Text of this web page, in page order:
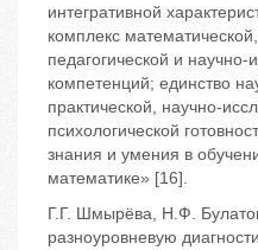
интегративной
комплекс
педагогической и научно-
компетенций; единство
практической, научно-
психологической
знания и умения в
математике» [16].
Г.Г. Шмырёва, Н.Ф.
разноуровневую